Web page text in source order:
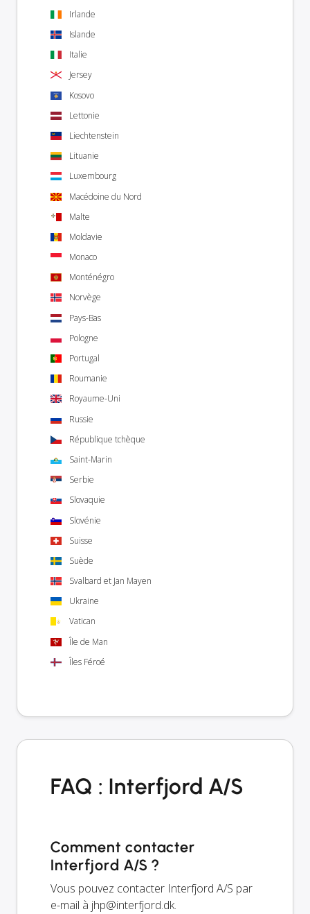
Irlande
Islande
Italie
Jersey
Kosovo
Lettonie
Liechtenstein
Lituanie
Luxembourg
Macédoine du Nord
Malte
Moldavie
Monaco
Monténégro
Norvège
Pays-Bas
Pologne
Portugal
Roumanie
Royaume-Uni
Russie
République tchèque
Saint-Marin
Serbie
Slovaquie
Slovénie
Suisse
Suède
Svalbard et Jan Mayen
Ukraine
Vatican
Île de Man
Îles Féroé
FAQ : Interfjord A/S
Comment contacter
Interfjord A/S ?
Vous pouvez contacter Interfjord A/S par
e-mail à jhp@interfjord.dk.